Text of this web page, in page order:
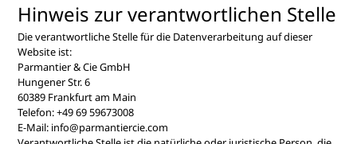
Hinweis zur verantwortlichen Stelle
Die verantwortliche Stelle für die Datenverarbeitung auf dieser
Website ist:
Parmantier & Cie GmbH
Hungener Str. 6
60389 Frankfurt am Main
Telefon: +49 69 59673008
E-Mail: info@parmantiercie.com